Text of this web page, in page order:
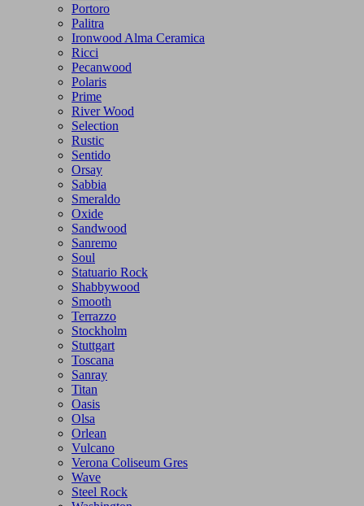
Portoro
Palitra
Ironwood Alma Ceramica
Ricci
Pecanwood
Polaris
Prime
River Wood
Selection
Rustic
Sentido
Orsay
Sabbia
Smeraldo
Oxide
Sandwood
Sanremo
Soul
Statuario Rock
Shabbywood
Smooth
Terrazzo
Stockholm
Stuttgart
Toscana
Sanray
Titan
Oasis
Olsa
Orlean
Vulcano
Verona Coliseum Gres
Wave
Steel Rock